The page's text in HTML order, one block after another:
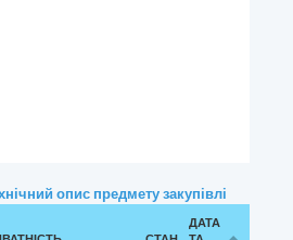
опис предмету закупівлі
ДАТА